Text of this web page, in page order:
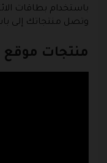
باستخدام بطاقات
وتصل منتجاتك إلى
منتجات